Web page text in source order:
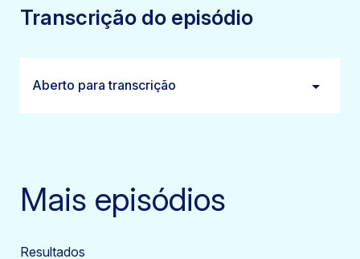
Transcrição do episódio
Aberto para transcrição
Mais episódios
Resultados